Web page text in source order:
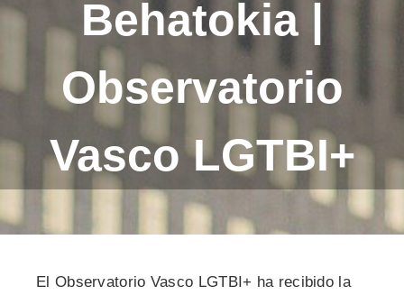
Behatokia |
Observatorio
Vasco LGTBI+
El Observatorio Vasco LGTBI+ ha recibido la